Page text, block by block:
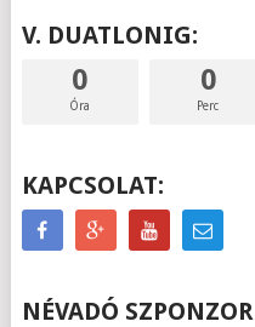
V. DUATLONIG:
0
Óra
0
Perc
KAPCSOLAT:
NÉVADÓ SZPONZOR